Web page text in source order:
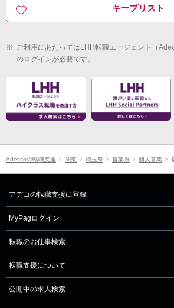
キープリスト
※ ご利用にあたってはLHH転職エージェント（
のログインが必要です。
Adeccoの転職支援 関東 埼玉県 営業系 個人営業
アデコの転職支援に登録
MyPagログイン
転職のお仕事検索
転職支援について
公開中の求人検索